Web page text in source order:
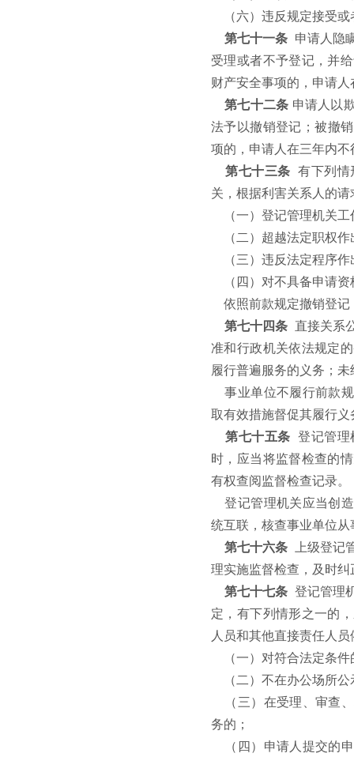
（六）违反规定接受
第七十一条 申请人隐
受理或者不予登记，并
财产安全事项的，申请
第七十二条 申请人以
法予以撤销登记；被撤
项的，申请人在三年内
第七十三条 有下列情
关，根据利害关系人的
（一）登记管理机关
（二）超越法定职权
（三）违反法定程序
（四）对不具备申请
依照前款规定撤销登
第七十四条 直接关系
准和行政机关依法规定
履行普遍服务的义务；
事业单位不履行前款
取有效措施督促其履行义
第七十五条 登记管理
时，应当将监督检查的
有权查阅监督检查记录。
登记管理机关应当创
统互联，核查事业单位
第七十六条
上级登
理实施监督检查，及时
第七十七条 登记管理
定，有下列情形之一的
人员和其他直接责任人
（一）对符合法定条
（二）不在办公场所
（三）在受理、审查
务的；
（四）申请人提交的